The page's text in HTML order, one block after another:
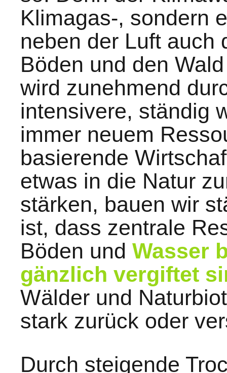
Klimagas-, sondern
neben der Luft auch
Böden und den
wird zunehmend
intensivere, ständig
immer neuem
basierende
etwas in die Natur
stärken, bauen wir
ist, dass zentrale
Böden und Wasser
gänzlich vergiftet
Wälder und
stark zurück oder
Durch steigende